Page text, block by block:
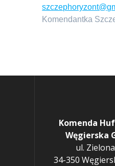
Komendantka
Komenda
Węgierska
ul.
34-350